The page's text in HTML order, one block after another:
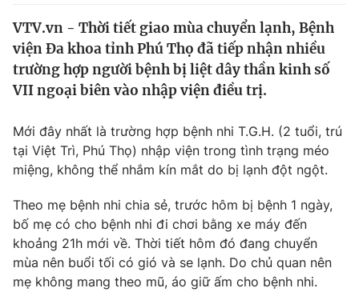
Thế giới
Tin tức
Thế giới đó đây
Câu chuyện quốc tế
Kinh tế
Tài chính
Thị trường
Góc doanh nghiệp
Dữ liệu và đời sống
Truyền hình
Phim VTV
Hậu trường
Nhân vật
Giải trí
Điện ảnh
Đời sống
VTV.vn - Thời tiết giao mùa chuyển lạnh, Bệnh
viện Đa khoa tỉnh Phú Thọ đã tiếp nhận nhiều
trường hợp người bệnh bị liệt dây thần kinh số
VII ngoại biên vào nhập viện điều trị.
Mới đây nhất là trường hợp bệnh nhi T.G.H. (2 tuổi, trú
tại Việt Trì, Phú Thọ) nhập viện trong tình trạng méo
miệng, không thể nhắm kín mắt do bị lạnh đột ngột.
Theo mẹ bệnh nhi chia sẻ, trước hôm bị bệnh 1 ngày,
bố mẹ có cho bệnh nhi đi chơi bằng xe máy đến
khoảng 21h mới về. Thời tiết hôm đó đang chuyển
mùa nên buổi tối có gió và se lạnh. Do chủ quan nên
mẹ không mang theo mũ, áo giữ ấm cho bệnh nhi.